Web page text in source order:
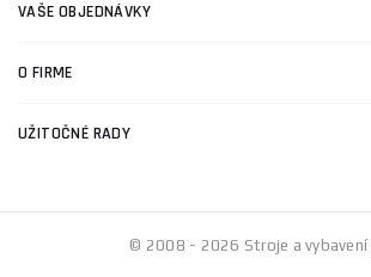
VAŠE OBJEDNÁVKY
O FIRME
UŽITOČNÉ RADY
© 2008 - 2026 Stroje a vybavení